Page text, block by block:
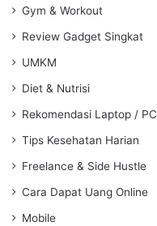
Gym & Workout
Review Gadget Singkat
UMKM
Diet & Nutrisi
Rekomendasi Laptop / PC
Tips Kesehatan Harian
Freelance & Side Hustle
Cara Dapat Uang Online
Mobile